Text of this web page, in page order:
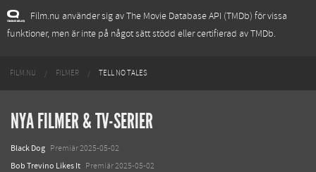
Film.nu använder sig av The Movie Database API (TMDb) för vissa
funktioner, men är inte på något sätt stödd eller certifierad av TMDb.
FILM.NU FILMER TELL NO TALES
NYA FILMER & TV-SERIER
Black Dog Premiär 2025-05-02
Bob Trevino Likes It Premiär 2025-05-02